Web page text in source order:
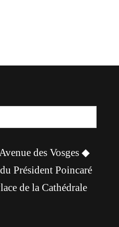
des Vosges ◆
Président Poincaré
de la Cathédrale